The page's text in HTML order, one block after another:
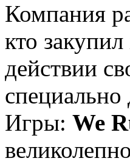
Компания
кто
действии
Игры: We